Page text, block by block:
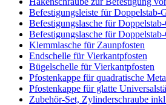
Befestigungsleiste für Doppelstab-
Befestigungslasche für
Befestigungslasche für
Klemmlasche für Zaunpfosten
Endschelle für Vierkantpfosten
Bügelschelle für Vierkantpfosten
Pfostenkappe für quadratische
Pfostenkappe für glatte
Zubehör-Set, Zylinderschraube